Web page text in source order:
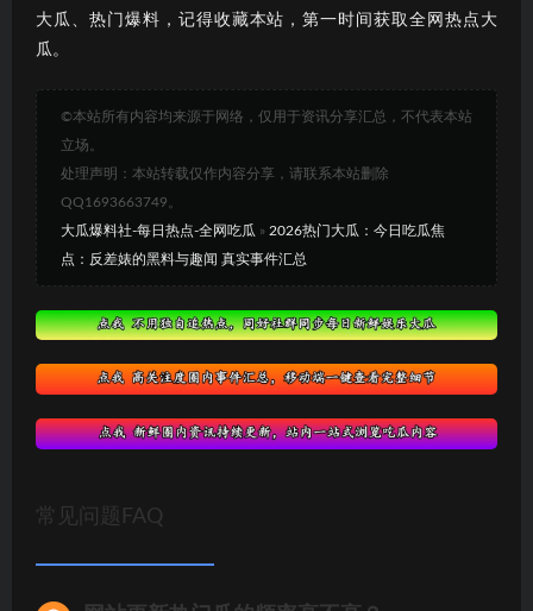
大瓜、热门爆料，记得收藏本站，第一时间获取全网热点大
瓜。
©本站所有内容均来源于网络，仅用于资讯分享汇总，不代表本站
立场。
处理声明：本站转载仅作内容分享，请联系本站删除
QQ1693663749。
大瓜爆料社-每日热点-全网吃瓜 » 2026热门大瓜：今日吃瓜焦
点：反差婊的黑料与趣闻 真实事件汇总
常见问题FAQ